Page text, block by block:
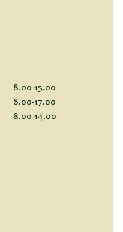
8.00-15.00
8.00-17.00
8.00-14.00